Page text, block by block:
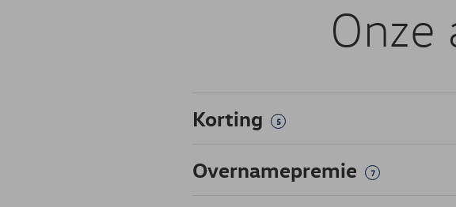
Onze
Korting 5
Overnamepremie 7